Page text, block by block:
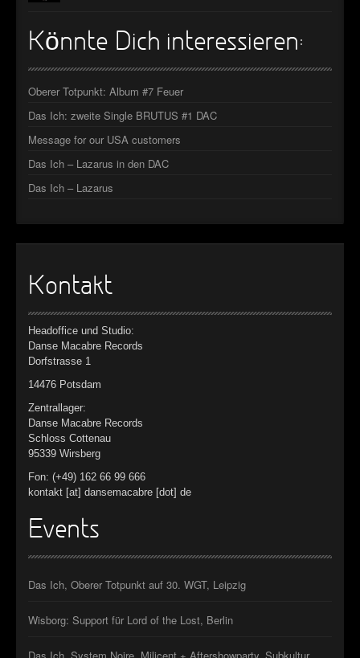
Könnte Dich interessieren:
Oberer Totpunkt: Album #7 Feuer
Das Ich: zweite Single BRUTUS #1 DAC
Message for our USA customers
Das Ich – Lazarus in den DAC
Das Ich – Lazarus
Kontakt
Headoffice und Studio:
Danse Macabre Records
Dorfstrasse 1
14476 Potsdam
Zentrallager:
Danse Macabre Records
Schloss Cottenau
95339 Wirsberg
Fon: (+49) 162 66 99 666
kontakt [at] dansemacabre [dot] de
Events
Das Ich, Oberer Totpunkt auf 30. WGT, Leipzig
Wisborg: Support für Lord of the Lost, Berlin